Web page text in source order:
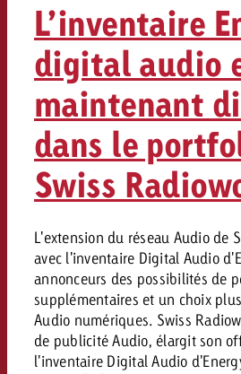
L’inventaire
digital audio
maintenant
dans le
Swiss
L'extension du réseau Audio de
avec l'inventaire Digital Audio
annonceurs des possibilités de
supplémentaires et un choix
Audio numériques. Swiss
de publicité Audio, élargit son
l'inventaire Digital Audio